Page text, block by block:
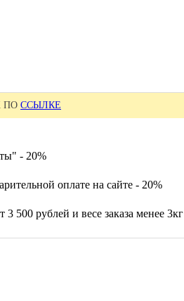
ПО ССЫЛКЕ
- 20%
оплате на сайте - 20%
500 рублей и весе заказа менее 3кг